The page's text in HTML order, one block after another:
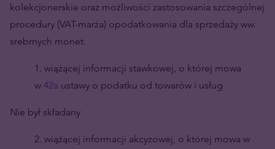
kolekcjonerskie oraz możliwości zastosowania szczególnej
procedury (VAT-marża) opodatkowania dla sprzedaży ww.
srebrnych monet.
1. wiążącej informacji stawkowej, o której mowa
w 42a ustawy o podatku od towarów i usług
Nie był składany
2. wiążącej informacji akcyzowej, o której mowa w